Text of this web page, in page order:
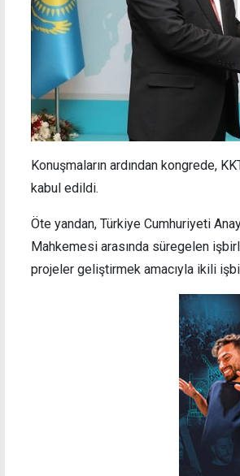
Konuşmaların ardından kongrede,
kabul edildi.
Öte yandan, Türkiye Cumhuriyeti
Mahkemesi arasında süregelen
projeler geliştirmek amacıyla ikili